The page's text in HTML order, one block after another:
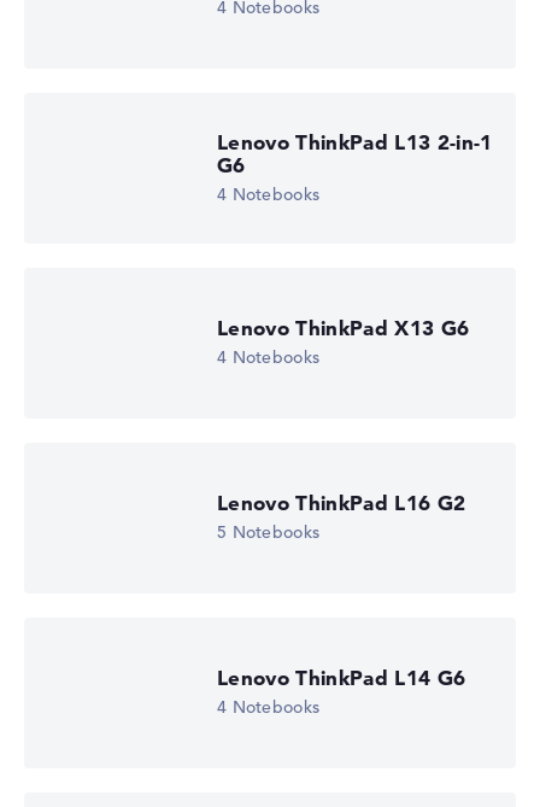
4 Notebooks
Lenovo ThinkPad L13 2-in-1
G6
4 Notebooks
Lenovo ThinkPad X13 G6
4 Notebooks
Lenovo ThinkPad L16 G2
5 Notebooks
Lenovo ThinkPad L14 G6
4 Notebooks